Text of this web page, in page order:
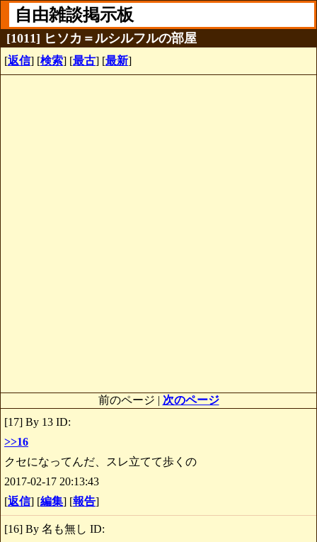
自由雑談掲示板
[1011] ヒソカ＝ルシルフルの部屋
[返信] [検索] [最古] [最新]
前のページ | 次のページ
[17] By 13 ID:
>>16
クセになってんだ、スレ立てて歩くの
2017-02-17 20:13:43
[返信] [編集] [報告]
[16] By 名も無し ID: